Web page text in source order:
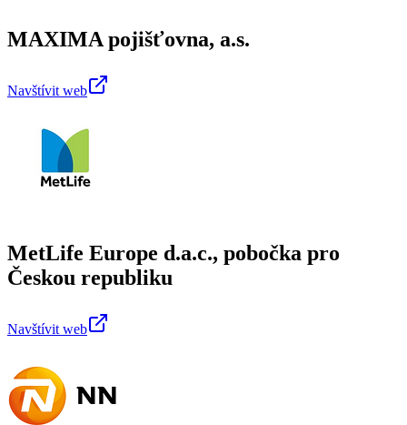
MAXIMA pojišťovna, a.s.
Navštívit web
MetLife Europe d.a.c., pobočka pro
Českou republiku
Navštívit web